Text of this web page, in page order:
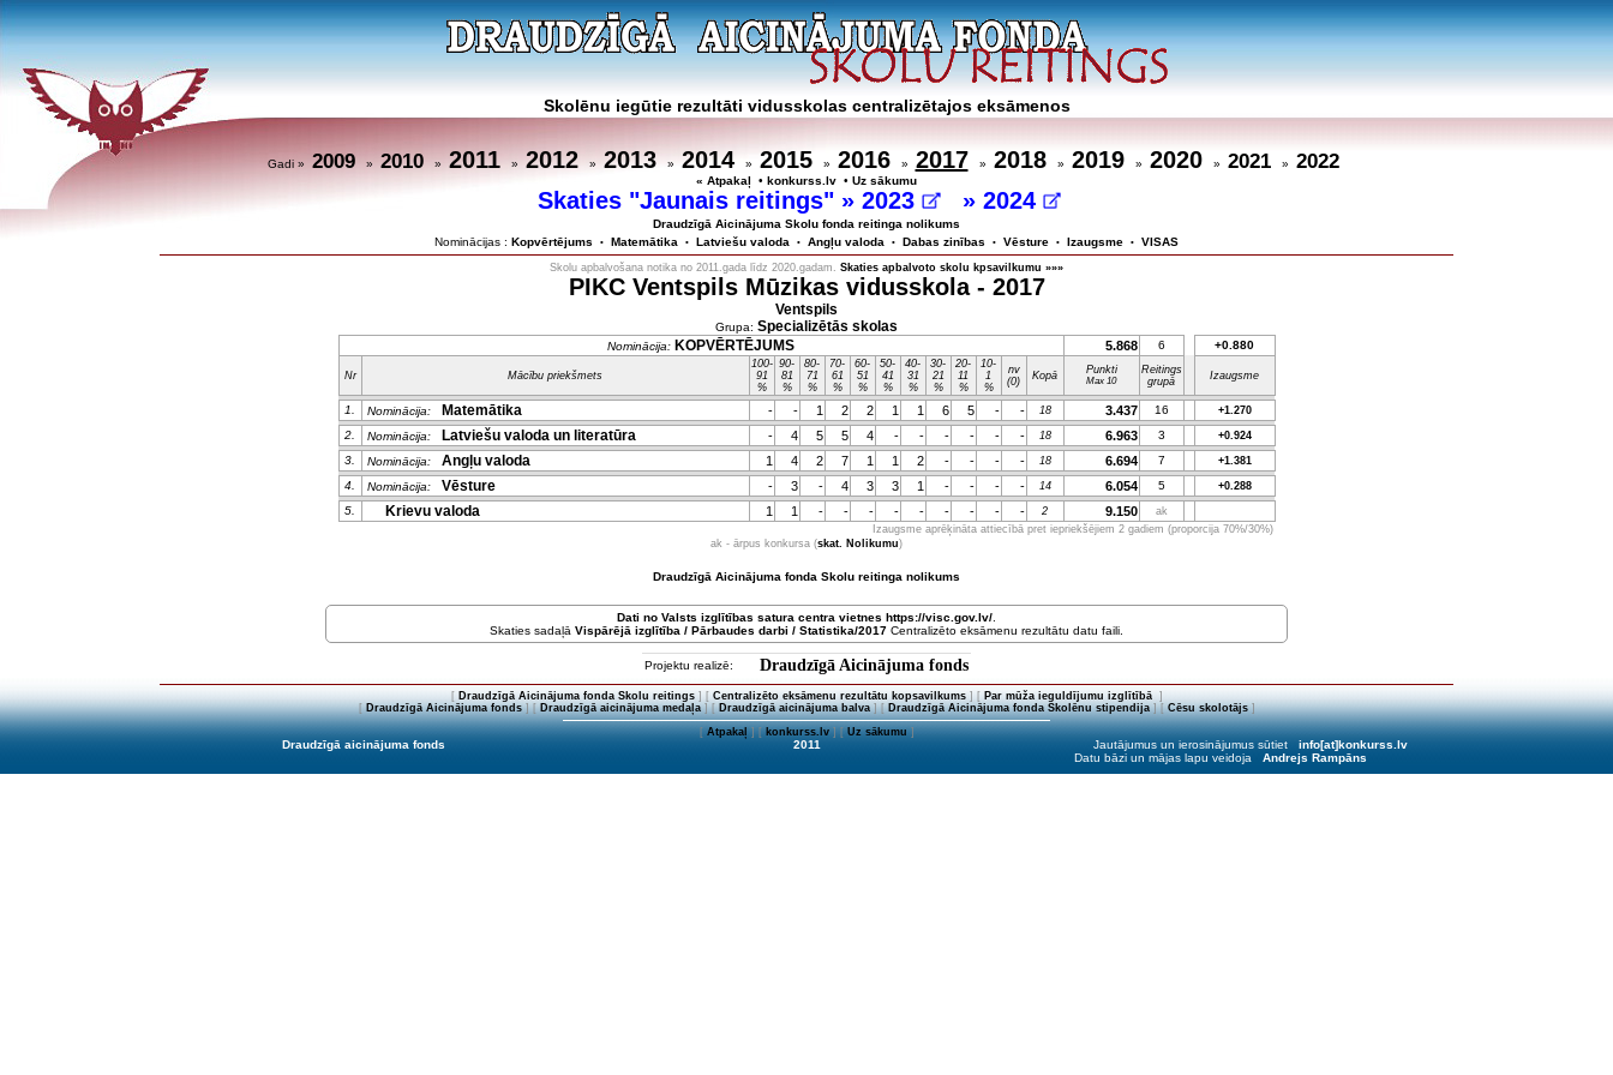
Skolēnu iegūtie rezultāti vidusskolas centralizētajos eksāmenos
Gadi » 2009» 2010» 2011» 2012» 2013» 2014» 2015» 2016» 2017 » 2018» 2019» 2020» 2021» 2022
« Atpakaļ • konkurss.lv • Uz sākumu
Skaties "Jaunais reitings" »2023 » 2024
Draudzīgā Aicinājuma Skolu fonda reitinga nolikums
Nominācijas : Kopvērtējums • Matemātika • Latviešu valoda • Angļu valoda • Dabas zinības • Vēsture • Izaugsme • VISAS
Skolu apbalvošana notika no 2011.gada līdz 2020.gadam. Skaties apbalvoto skolu kpsavilkumu »»»
PIKC Ventspils Mūzikas vidusskola - 2017
Ventspils
Grupa: Specializētās skolas
Nominācija: KOPVĒRTĒJUMS 5.868 6 +0.880
Nr Mācību priekšmets
100-
91
%
90-
81
%
80-
71
%
70-
61
%
60-
51
%
50-
41
%
40-
31
%
30-
21
%
20-
11
%
10-
1
%
nv
(0)
Kopā Punkti
Max 10
Reitings
grupā
Izaugsme
1. Nominācija: Matemātika - - 1 2 2 1 1 6 5 - - 18 3.437 16 +1.270
2. Nominācija: Latviešu valoda un literatūra - 4 5 5 4 - - - - - - 18 6.963 3 +0.924
3. Nominācija: Angļu valoda 1 4 2 7 1 1 2 - - - - 18 6.694 7 +1.381
4. Nominācija: Vēsture - 3 - 4 3 3 1 - - - - 14 6.054 5 +0.288
5. Krievu valoda 1 1 - - - - - - - - - 2 9.150
ak
Izaugsme aprēķināta attiecībā pret iepriekšējiem 2 gadiem (proporcija 70%/30%)
ak - ārpus konkursa (skat. Nolikumu)
Draudzīgā Aicinājuma fonda Skolu reitinga nolikums
Dati no Valsts izglītības satura centra vietnes https://visc.gov.lv/
Skaties sadaļā Vispārējā izglītība / Pārbaudes darbi / Statistika/2017 Centralizēto eksāmenu rezultātu datu faili.
Projektu realizē: Draudzīgā Aicinājuma fonds
[ Draudzīgā Aicinājuma fonda Skolu reitings] [ Centralizēto eksāmenu rezultātu kopsavilkums] [ Par mūža ieguldījumu izglītībā ]
[Draudzīgā Aicinājuma fonds] [Draudzīgā aicinājuma medaļa] [Draudzīgā aicinājuma balva] [Draudzīgā Aicinājuma fonda Skolēnu stipendija] [Cēsu skolotājs]
[Atpakaļ] [konkurss.lv] [Uz sākumu]
Draudzīgā aicinājuma fonds 2011 Jautājumus un ierosinājumus sūtiet info[at]konkurss.lv
Datu bāzi un mājas lapu veidoja Andrejs Rampāns